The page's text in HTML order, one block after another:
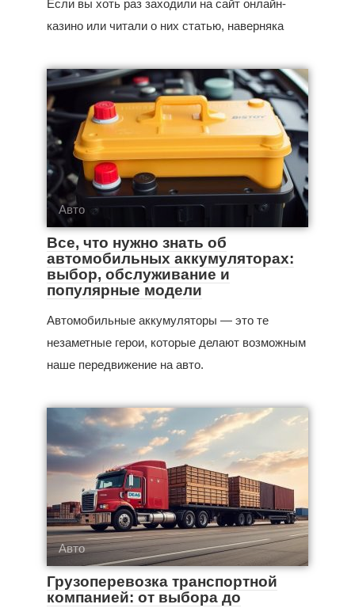
Если вы хоть раз заходили на сайт онлайн-
казино или читали о них статью, наверняка
Авто
Все, что нужно знать об
автомобильных аккумуляторах:
выбор, обслуживание и
популярные модели
Автомобильные аккумуляторы — это те
незаметные герои, которые делают возможным
наше передвижение на авто.
Авто
Грузоперевозка транспортной
компанией: от выбора до